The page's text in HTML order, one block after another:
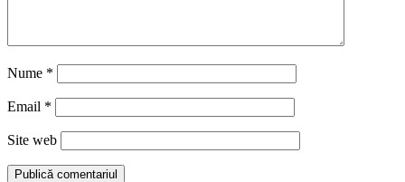
Nume *
Email *
Site web